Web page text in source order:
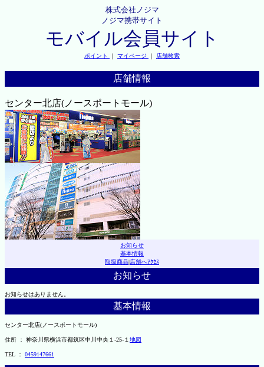
株式会社ノジマ
ノジマ携帯サイト
モバイル会員サイト
ポイント ｜ マイページ ｜ 店舗検索
店舗情報
センター北店(ノースポートモール)
お知らせ
基本情報
取扱商品|店舗へｱｸｾｽ
お知らせ
お知らせはありません。
基本情報
センター北店(ノースポートモール)
住所 ： 神奈川県横浜市都筑区中川中央１-25-１ 地図
TEL ： 0459147661